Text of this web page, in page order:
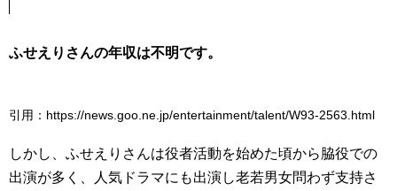
ふせえりさんの年収は不明です。
引用：https://news.goo.ne.jp/entertainment/talent/W93-2563.html
しかし、ふせえりさんは役者活動を始めた頃から脇役での
出演が多く、人気ドラマにも出演し老若男女問わず支持さ